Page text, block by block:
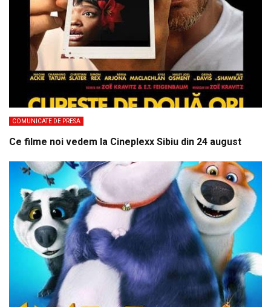
COMUNICATE DE PRESA
Ce filme noi vedem la Cineplexx Sibiu din 24 august